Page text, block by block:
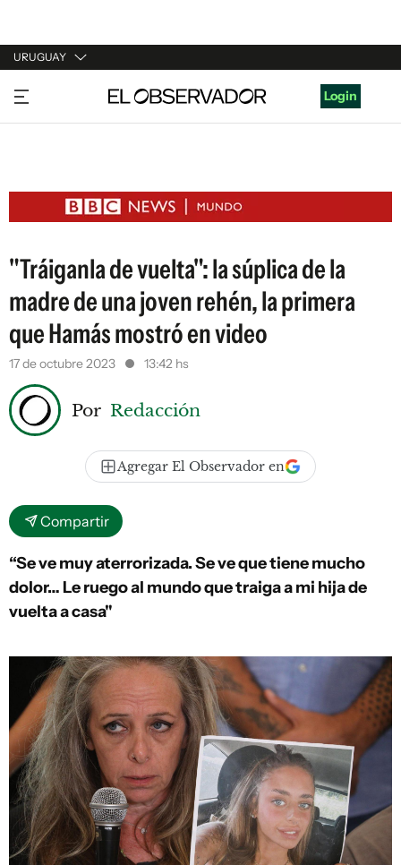
URUGUAY
URUGUAY
ARGENTINA
ESTADOS UNIDOS
Login
"Tráiganla de vuelta": la súplica de la
madre de una joven rehén, la primera
que Hamás mostró en video
17 de octubre 2023 13:42 hs
Por Redacción
Agregar El Observador en
Compartir
“Se ve muy aterrorizada. Se ve que tiene mucho
dolor… Le ruego al mundo que traiga a mi hija de
vuelta a casa"